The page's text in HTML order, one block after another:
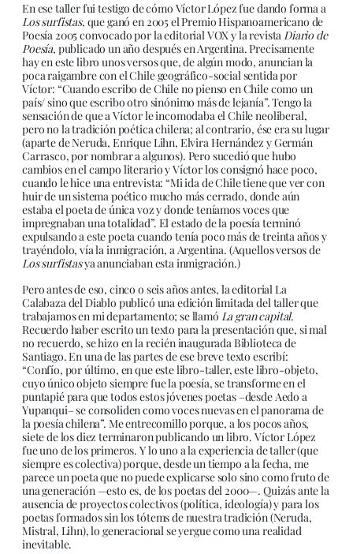
En ese taller fui testigo de cómo Víctor López fue dando forma a
Los surfistas, que ganó en 2005 el Premio Hispanoamericano de
Poesía 2005 convocado por la editorial VOX y la revistaDiario de
Poesía, publicado un año después en Argentina. Precisamente
hay en este libro unos versos que, de algún modo, anuncian la
poca raigambre con el Chile geográfico-social sentida por
Víctor: “Cuando escribo de Chile no pienso en Chile como un
país/ sino que escribo otro sinónimo más de lejanía”. Tengo la
sensación de que a Víctor le incomodaba el Chile neoliberal,
pero no la tradición poética chilena; al contrario, ése era su lugar
(aparte de Neruda, Enrique Lihn, Elvira Hernández y Germán
Carrasco, por nombrar a algunos). Pero sucedió que hubo
cambios en el campo literario y Víctor los consignó hace poco,
cuando le hice una entrevista: “Mi ida de Chile tiene que ver con
huir de un sistema poético mucho más cerrado, donde aún
estaba el poeta de única voz y donde teníamos voces que
impregnaban una totalidad”. El estado de la poesía terminó
expulsando a este poeta cuando tenía poco más de treinta años y
trayéndolo, vía la inmigración, a Argentina. (Aquellos versos de
Los surfistasya anunciaban esta inmigración.)
Pero antes de eso, cinco o seis años antes, la editorial La
Calabaza del Diablo publicó una edición limitada del taller que
trabajamos en mi departamento; se llamó La gran capital.
Recuerdo haber escrito un texto para la presentación que, si mal
no recuerdo, se hizo en la recién inaugurada Biblioteca de
Santiago. En una de las partes de ese breve texto escribí:
“Confío, por último, en que este libro-taller, este libro-objeto,
cuyo único objeto siempre fue la poesía, se transforme en el
puntapié para que todos estos jóvenes poetas –desde Aedo a
Yupanqui– se consoliden como voces nuevas en el panorama de
la poesía chilena”. Me entrecomillo porque, a los pocos años,
siete de los diez terminaron publicando un libro. Víctor López
fue uno de los primeros. Y lo uno a la experiencia de taller (que
siempre es colectiva) porque, desde un tiempo a la fecha, me
parece un poeta que no puede explicarse solo sino como fruto de
una generación —esto es, de los poetas del 2000—. Quizás ante la
ausencia de proyectos colectivos (política, ideología) y para los
poetas formados sin los tótems de nuestra tradición (Neruda,
Mistral, Lihn), lo generacional se yergue como una realidad
inevitable.